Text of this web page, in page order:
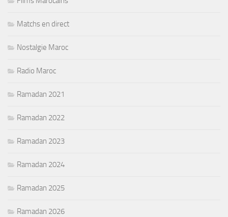
Matchs en direct
Nostalgie Maroc
Radio Maroc
Ramadan 2021
Ramadan 2022
Ramadan 2023
Ramadan 2024
Ramadan 2025
Ramadan 2026